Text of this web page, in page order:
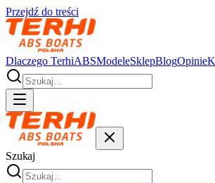
Przejdź do treści
Dlaczego TerhiABSModeleSklepBlogOpinie
Szukaj